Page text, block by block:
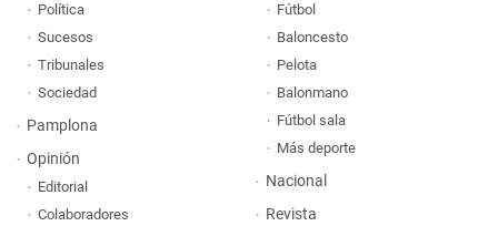
Política
Sucesos
Tribunales
Sociedad
Pamplona
Opinión
Editorial
Colaboradores
Fútbol
Baloncesto
Pelota
Balonmano
Fútbol sala
Más deporte
Nacional
Revista